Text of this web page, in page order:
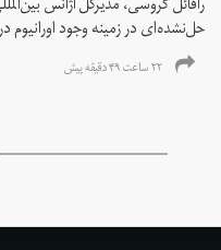
حل‌نشده‌ای در زمینه وجود
۲۲ ساعت ۴۹ دقیقه پیش